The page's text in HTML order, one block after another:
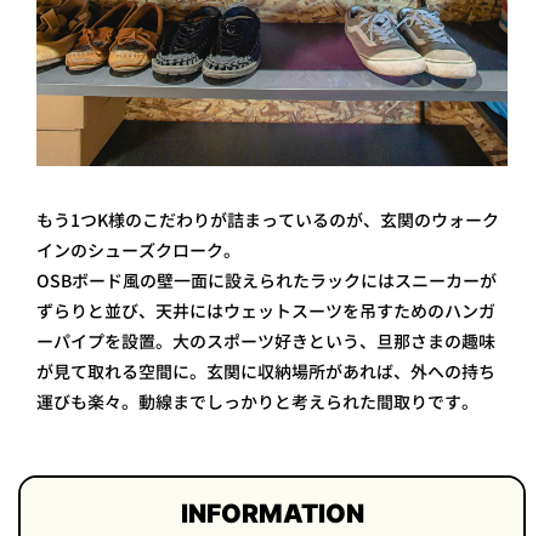
もう1つK様のこだわりが詰まっているのが、玄関のウォーク
インのシューズクローク。
OSBボード風の壁一面に設えられたラックにはスニーカーが
ずらりと並び、天井にはウェットスーツを吊すためのハンガ
ーパイプを設置。大のスポーツ好きという、旦那さまの趣味
が見て取れる空間に。玄関に収納場所があれば、外への持ち
運びも楽々。動線までしっかりと考えられた間取りです。
INFORMATION